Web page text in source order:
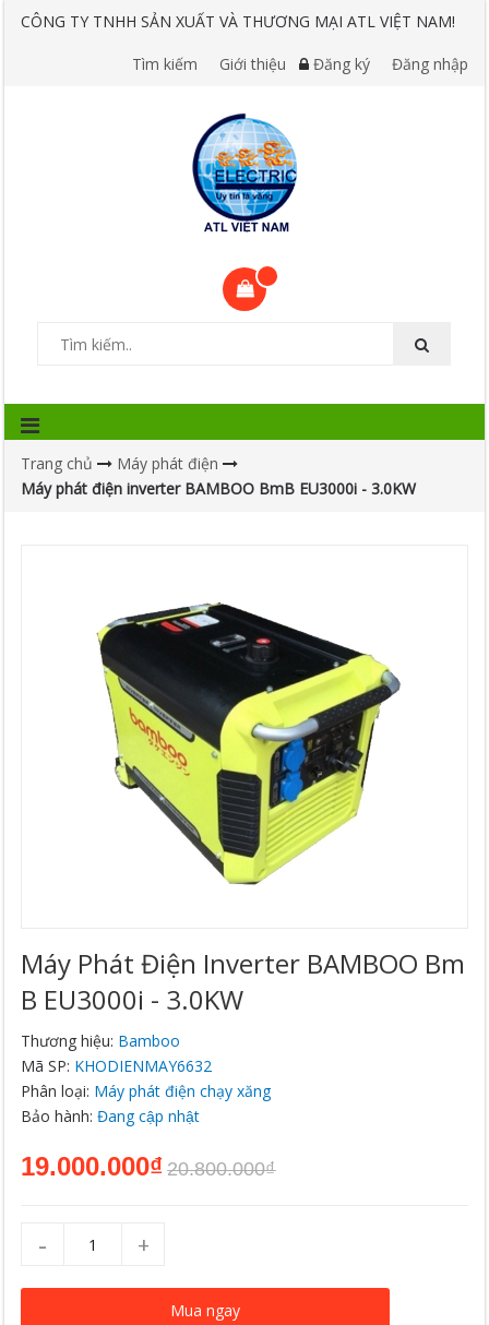
CÔNG TY TNHH SẢN XUẤT VÀ THƯƠNG MẠI ATL VIỆT NAM!
Tìm kiếm Giới thiệu Đăng ký Đăng nhập
Trang chủ
Máy phát điện
Máy phát điện inverter BAMBOO BmB EU3000i - 3.0KW
Máy Phát Điện Inverter BAMBOO Bm
B EU3000i - 3.0KW
Thương hiệu: Bamboo
Mã SP: KHODIENMAY6632
Phân loại: Máy phát điện chạy xăng
Bảo hành:Đang cập nhật
19.000.000₫ 20.800.000₫
- +
Mua ngay